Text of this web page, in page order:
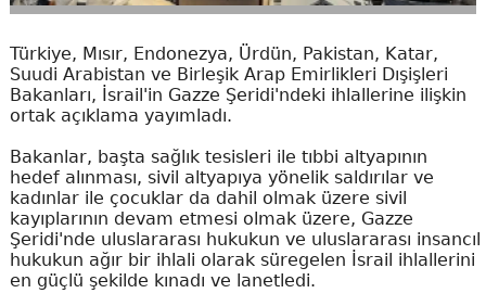
Türkiye, Mısır, Endonezya, Ürdün, Pakistan, Katar,
Suudi Arabistan ve Birleşik Arap Emirlikleri Dışişleri
Bakanları, İsrail'in Gazze Şeridi'ndeki ihlallerine ilişkin
ortak açıklama yayımladı.
Bakanlar, başta sağlık tesisleri ile tıbbi altyapının
hedef alınması, sivil altyapıya yönelik saldırılar ve
kadınlar ile çocuklar da dahil olmak üzere sivil
kayıplarının devam etmesi olmak üzere, Gazze
Şeridi'nde uluslararası hukukun ve uluslararası insancıl
hukukun ağır bir ihlali olarak süregelen İsrail ihlallerini
en güçlü şekilde kınadı ve lanetledi.